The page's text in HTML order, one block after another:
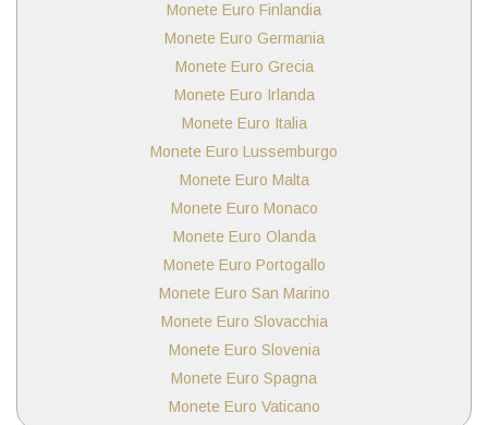
Monete Euro Finlandia
Monete Euro Germania
Monete Euro Grecia
Monete Euro Irlanda
Monete Euro Italia
Monete Euro Lussemburgo
Monete Euro Malta
Monete Euro Monaco
Monete Euro Olanda
Monete Euro Portogallo
Monete Euro San Marino
Monete Euro Slovacchia
Monete Euro Slovenia
Monete Euro Spagna
Monete Euro Vaticano